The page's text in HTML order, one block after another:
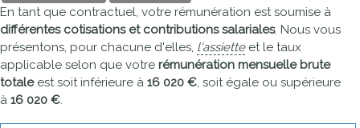
En tant que contractuel, votre rémunération est soumise à
différentes cotisations et contributions salariales. Nous vous
présentons, pour chacune d'elles, l'assietteet le taux
applicable selon que votre rémunération mensuelle brute
totaleest soit inférieure à 16 020 €, soit égale ou supérieure
à 16 020 €.